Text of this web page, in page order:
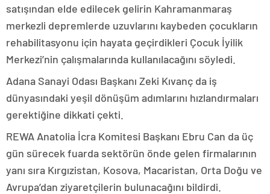
satışından elde edilecek gelirin Kahramanmaraş
merkezli depremlerde uzuvlarını kaybeden çocukların
rehabilitasyonu için hayata geçirdikleri Çocuk İyilik
Merkezi’nin çalışmalarında kullanılacağını söyledi.
Adana Sanayi Odası Başkanı Zeki Kıvanç da iş
dünyasındaki yeşil dönüşüm adımlarını hızlandırmaları
gerektiğine dikkati çekti.
REWA Anatolia İcra Komitesi Başkanı Ebru Can da üç
gün sürecek fuarda sektörün önde gelen firmalarının
yanı sıra Kırgızistan, Kosova, Macaristan, Orta Doğu ve
Avrupa’dan ziyaretçilerin bulunacağını bildirdi.